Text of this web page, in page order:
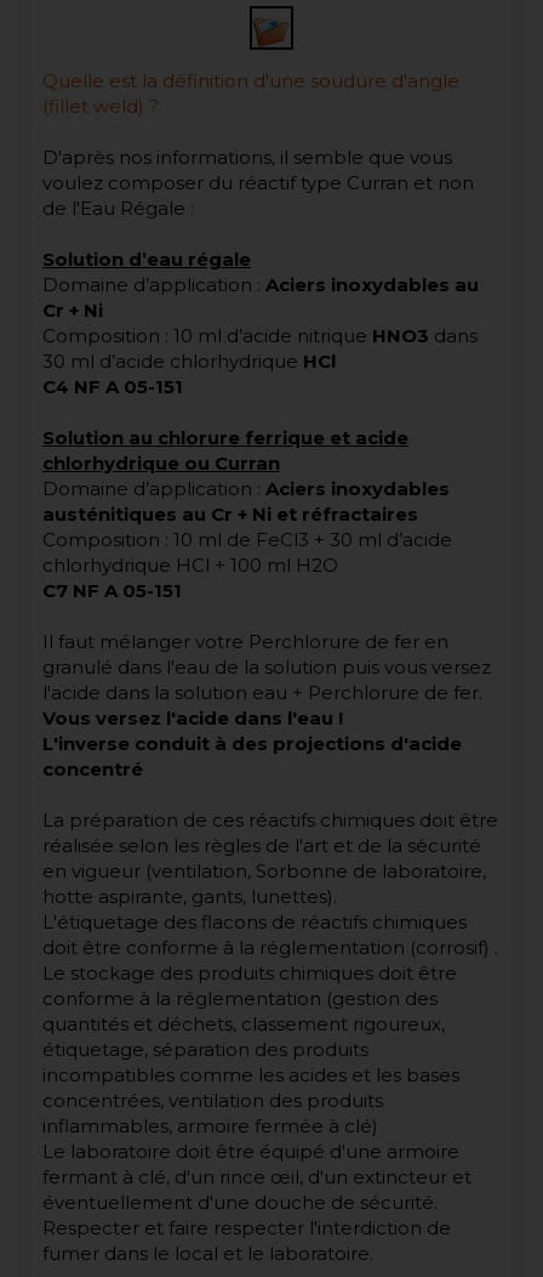
Quelle est la définition d'une soudure d'angle
(fillet weld) ?
D'après nos informations, il semble que vous
voulez composer du réactif type Curran et non
de l'Eau Régale :
Solution d’eau régale
Domaine d’application : Aciers inoxydables au
Cr + Ni
Composition : 10 ml d’acide nitrique HNO3 dans
30 ml d’acide chlorhydrique HCl
C4 NF A 05-151
Solution au chlorure ferrique et acide
chlorhydrique ou Curran
Domaine d’application : Aciers inoxydables
austénitiques au Cr + Ni et réfractaires
Composition : 10 ml de FeCl3 + 30 ml d’acide
chlorhydrique HCl + 100 ml H2O
C7 NF A 05-151
Il faut mélanger votre Perchlorure de fer en
granulé dans l'eau de la solution puis vous versez
l'acide dans la solution eau + Perchlorure de fer.
Vous versez l'acide dans l'eau !
L'inverse conduit à des projections d'acide
concentré
La préparation de ces réactifs chimiques doit être
réalisée selon les règles de l'art et de la sécurité
en vigueur (ventilation, Sorbonne de laboratoire,
hotte aspirante, gants, lunettes).
L'étiquetage des flacons de réactifs chimiques
doit être conforme à la réglementation (corrosif) .
Le stockage des produits chimiques doit être
conforme à la réglementation (gestion des
quantités et déchets, classement rigoureux,
étiquetage, séparation des produits
incompatibles comme les acides et les bases
concentrées, ventilation des produits
inflammables, armoire fermée à clé)
Le laboratoire doit être équipé d'une armoire
fermant à clé, d'un rince œil, d'un extincteur et
éventuellement d'une douche de sécurité.
Respecter et faire respecter l'interdiction de
fumer dans le local et le laboratoire.